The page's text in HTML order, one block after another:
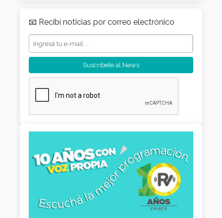
📧 Recibí noticias por correo electrónico